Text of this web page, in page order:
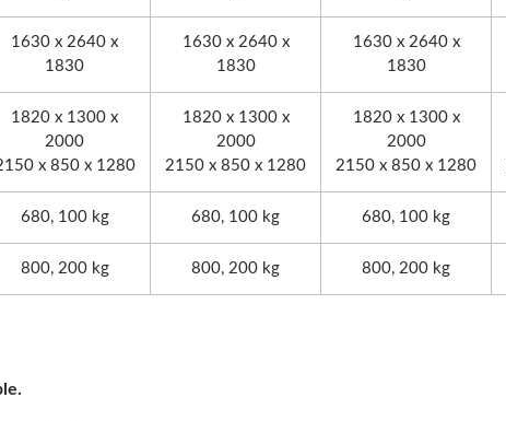
1630 x 2640 x
1830
1630 x 2640 x
1830
1630 x 2640 x
1830
1820 x 1300 x
2000
x 850 x 1280
1820 x 1300 x
2000
2150 x 850 x 1280
1820 x 1300 x
2000
2150 x 850 x 1280
680, 100 kg 680, 100 kg 680, 100 kg
800, 200 kg 800, 200 kg 800, 200 kg